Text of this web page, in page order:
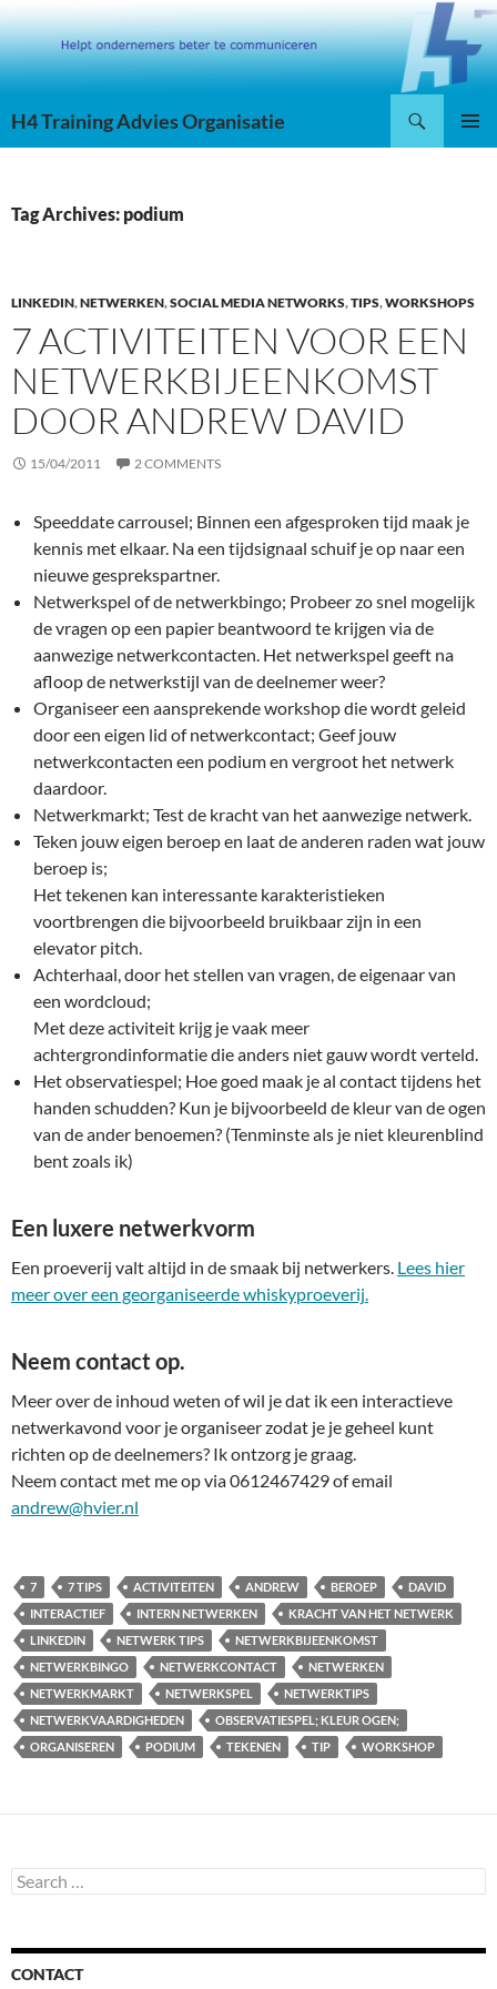
Skip
to
content
H4 Training Advies Organisatie
Tag Archives: podium
LINKEDIN,NETWERKEN,SOCIAL MEDIA NETWORKS,TIPS,WORKSHOPS
7 ACTIVITEITEN VOOR EEN
NETWERKBIJEENKOMST
DOOR ANDREW DAVID
15/04/2011 2 COMMENTS
Speeddate carrousel; Binnen een afgesproken tijd maak je
kennis met elkaar. Na een tijdsignaal schuif je op naar een
nieuwe gesprekspartner.
Netwerkspel of de netwerkbingo; Probeer zo snel mogelijk
de vragen op een papier beantwoord te krijgen via de
aanwezige netwerkcontacten. Het netwerkspel geeft na
afloop de netwerkstijl van de deelnemer weer?
Organiseer een aansprekende workshop die wordt geleid
door een eigen lid of netwerkcontact; Geef jouw
netwerkcontacten een podium en vergroot het netwerk
daardoor.
Netwerkmarkt; Test de kracht van het aanwezige netwerk.
Teken jouw eigen beroep en laat de anderen raden wat jouw
beroep is;
Het tekenen kan interessante karakteristieken
voortbrengen die bijvoorbeeld bruikbaar zijn in een
elevator pitch.
Achterhaal, door het stellen van vragen, de eigenaar van
een wordcloud;
Met deze activiteit krijg je vaak meer
achtergrondinformatie die anders niet gauw wordt verteld.
Het observatiespel; Hoe goed maak je al contact tijdens het
handen schudden? Kun je bijvoorbeeld de kleur van de ogen
van de ander benoemen? (Tenminste als je niet kleurenblind
bent zoals ik)
Een luxere netwerkvorm
Een proeverij valt altijd in de smaak bij netwerkers. Lees hier
meer over een georganiseerde whiskyproeverij.
Neem contact op.
Meer over de inhoud weten of wil je dat ik een interactieve
netwerkavond voor je organiseer zodat je je geheel kunt
richten op de deelnemers? Ik ontzorg je graag.
Neem contact met me op via 0612467429 of email
andrew@hvier.nl
7 7 TIPS ACTIVITEITEN ANDREW BEROEP
DAVID
INTERACTIEF
INTERN NETWERKEN
KRACHT VAN HET NETWERK
LINKEDIN
NETWERK TIPS
NETWERKBIJEENKOMST
NETWERKBINGO
NETWERKCONTACT
NETWERKEN
NETWERKMARKT
NETWERKSPEL
NETWERKTIPS
NETWERKVAARDIGHEDEN
OBSERVATIESPEL; KLEUR OGEN;
ORGANISEREN
PODIUM TEKENEN TIP WORKSHOP
Search
for:
CONTACT